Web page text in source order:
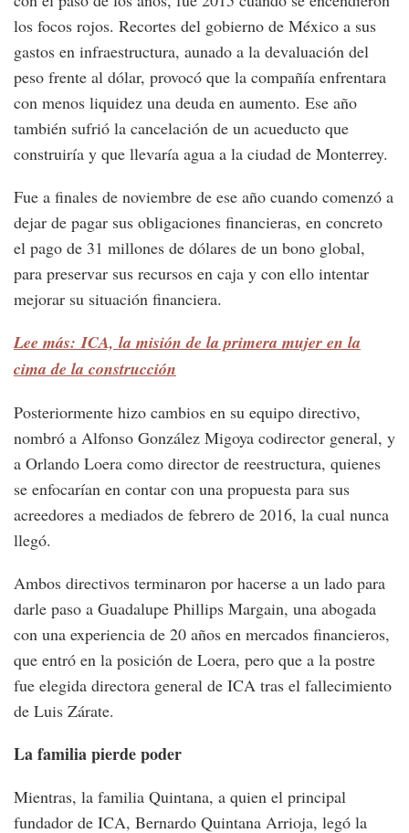
los focos rojos. Recortes del gobierno de México a sus
gastos en infraestructura, aunado a la devaluación del
peso frente al dólar, provocó que la compañía enfrentara
con menos liquidez una deuda en aumento. Ese año
también sufrió la cancelación de un acueducto que
construiría y que llevaría agua a la ciudad de Monterrey.
Fue a finales de noviembre de ese año cuando comenzó a
dejar de pagar sus obligaciones financieras, en concreto
el pago de 31 millones de dólares de un bono global,
para preservar sus recursos en caja y con ello intentar
mejorar su situación financiera.
Lee más: ICA, la misión de la primera mujer en la
cima de la construcción
Posteriormente hizo cambios en su equipo directivo,
nombró a Alfonso González Migoya codirector general, y
a Orlando Loera como director de reestructura, quienes
se enfocarían en contar con una propuesta para sus
acreedores a mediados de febrero de 2016, la cual nunca
llegó.
Ambos directivos terminaron por hacerse a un lado para
darle paso a Guadalupe Phillips Margain, una abogada
con una experiencia de 20 años en mercados financieros,
que entró en la posición de Loera, pero que a la postre
fue elegida directora general de ICA tras el fallecimiento
de Luis Zárate.
La familia pierde poder
Mientras, la familia Quintana, a quien el principal
fundador de ICA, Bernardo Quintana Arrioja, legó la